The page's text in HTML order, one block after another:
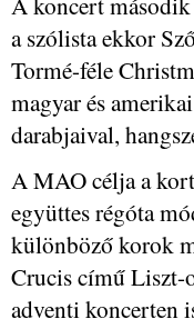
a szólista ekkor
Tormé-féle
magyar és
darabjaival,
A MAO célja a
együttes régóta
különböző korok
Crucis című Liszt-
adventi koncerten